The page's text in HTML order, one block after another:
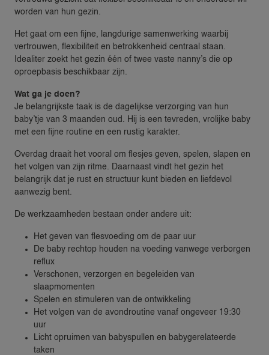
worden van hun gezin.
Het gaat om een fijne, langdurige samenwerking waarbij
vertrouwen, flexibiliteit en betrokkenheid centraal staan.
Idealiter zoekt het gezin één of twee vaste nanny’s die op
oproepbasis beschikbaar zijn.
Wat ga je doen?
Je belangrijkste taak is de dagelijkse verzorging van hun
baby’tje van 3 maanden oud. Hij is een tevreden, vrolijke baby
met een fijne routine en een rustig karakter.
Overdag draait het vooral om flesjes geven, spelen, slapen en
het volgen van zijn ritme. Daarnaast vindt het gezin het
belangrijk dat je rust en structuur kunt bieden en liefdevol
aanwezig bent.
De werkzaamheden bestaan onder andere uit:
Het geven van flesvoeding om de paar uur
De baby rechtop houden na voeding vanwege verborgen
reflux
Verschonen, verzorgen en begeleiden van
slaapmomenten
Spelen en stimuleren van de ontwikkeling
Het volgen van de avondroutine vanaf ongeveer 19:30
uur
Licht opruimen van babyspullen en babygerelateerde
taken